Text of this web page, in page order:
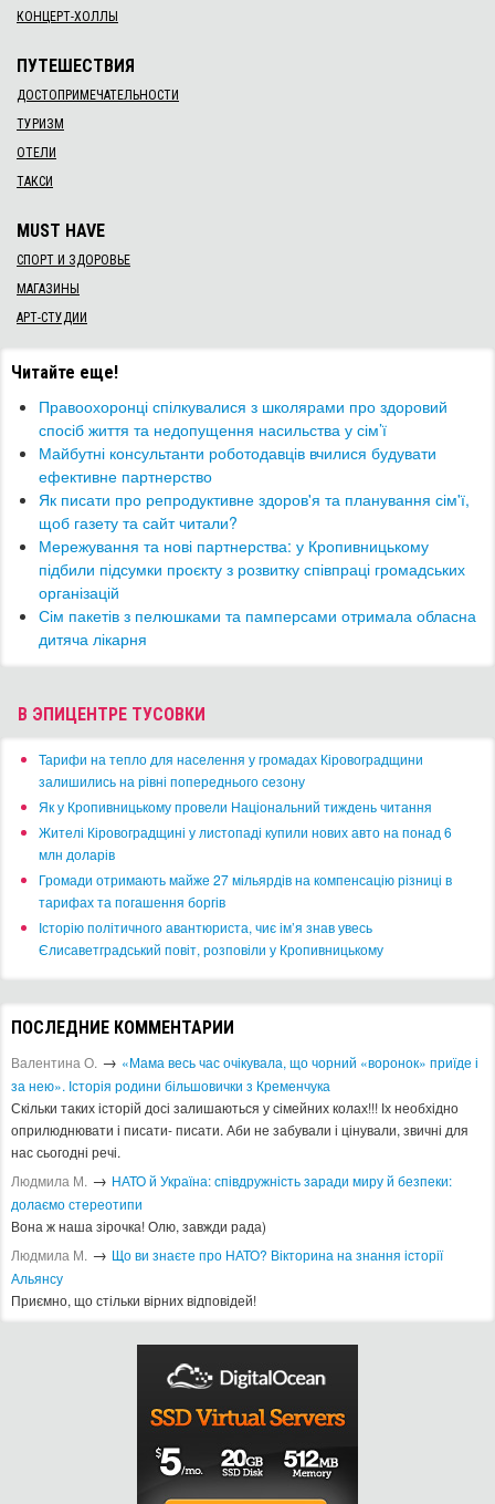
КОНЦЕРТ-ХОЛЛЫ
ПУТЕШЕСТВИЯ
ДОСТОПРИМЕЧАТЕЛЬНОСТИ
ТУРИЗМ
ОТЕЛИ
ТАКСИ
MUST HAVE
СПОРТ И ЗДОРОВЬЕ
МАГАЗИНЫ
АРТ-СТУДИИ
Читайте еще!
Правоохоронці спілкувалися з школярами про здоровий
спосіб життя та недопущення насильства у сім’ї
​Майбутні консультанти роботодавців вчилися будувати
ефективне партнерство
Як писати про репродуктивне здоров'я та планування сім'ї,
щоб газету та сайт читали?
​Мережування та нові партнерства: у Кропивницькому
підбили підсумки проєкту з розвитку співпраці громадських
організацій
​Сім пакетів з пелюшками та памперсами отримала обласна
дитяча лікарня
В ЭПИЦЕНТРЕ ТУСОВКИ
​Тарифи на тепло для населення у громадах Кіровоградщини
залишились на рівні попереднього сезону
​Як у Кропивницькому провели Національний тиждень читання
​Жителі Кіровоградщині у листопаді купили нових авто на понад 6
млн доларів
​Громади отримають майже 27 мільярдів на компенсацію різниці в
тарифах та погашення боргів
Історію політичного авантюриста, чиє ім’я знав увесь
Єлисаветградський повіт, розповіли у Кропивницькому
ПОСЛЕДНИЕ КОММЕНТАРИИ
Валентина О. → «Мама весь час очікувала, що чорний «воронок» приїде і
за нею». Історія родини більшовички з Кременчука
Скільки таких історій досі залишаються у сімейних колах!!! Іх необхідно
оприлюднювати і писати- писати. Аби не забували і цінували, звичні для
нас сьогодні речі.
Людмила М. → ​НАТО й Україна: співдружність заради миру й безпеки:
долаємо стереотипи
Вона ж наша зірочка! Олю, завжди рада)
Людмила М. → Що ви знаєте про НАТО? Вікторина на знання історії
Альянсу ​
Приємно, що стільки вірних відповідей!